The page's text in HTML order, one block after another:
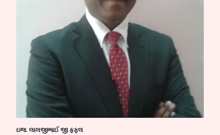
ઇજ. લાલજીભાઈ જી ફફલ